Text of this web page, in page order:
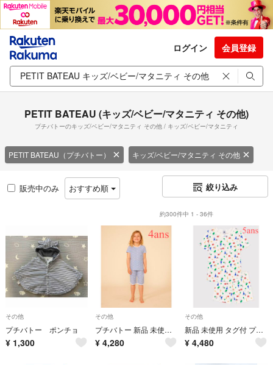
ログイン 会員登録
PETIT BATEAU (キッズ/ベビー/マタニティ その他)
プチバトーのキッズ/ベビー/マタニティ その他 / キッズ/ベビー/マタニティ
PETIT BATEAU（プチバトー） キッズ/ベビー/マタニティ その他
販売中のみ おすすめ順 絞り込み
約300件中 1 - 36件
その他
プチバトー ポンチョ
¥ 1,300
その他
プチバトー 新品 未使用 タグ付き 半袖 パジャマ フラワー ブルー 4ans
¥ 4,280
その他
新品 未使用 タグ付 プチバトー 半袖 パジャマ パリ 名所 5ans
¥ 4,480